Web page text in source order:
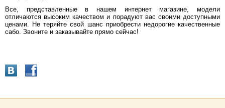
Все, представленные в нашем интернет магазине, модели
отличаются высоким качеством и порадуют вас своими доступными
ценами. Не теряйте свой шанс приобрести недорогие качественные
сабо. Звоните и заказывайте прямо сейчас!